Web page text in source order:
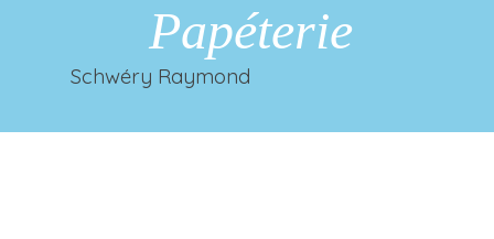
Schwéry Raymond
Papéterie